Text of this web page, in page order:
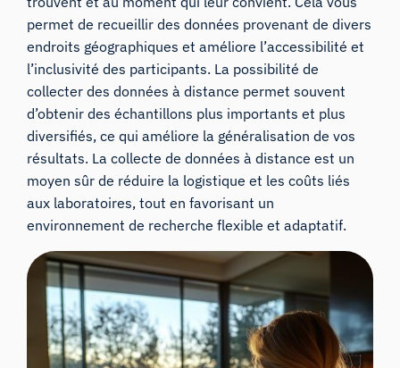
permet de recueillir des données provenant de divers
endroits géographiques et améliore l’accessibilité et
l’inclusivité des participants. La possibilité de
collecter des données à distance permet souvent
d’obtenir des échantillons plus importants et plus
diversifiés, ce qui améliore la généralisation de vos
résultats. La collecte de données à distance est un
moyen sûr de réduire la logistique et les coûts liés
aux laboratoires, tout en favorisant un
environnement de recherche flexible et adaptatif.